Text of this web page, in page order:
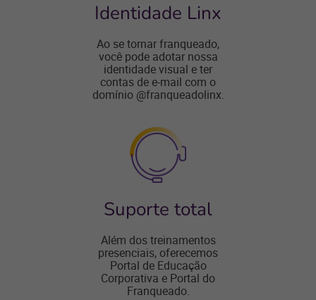
Identidade Linx
Ao se tornar franqueado,
você pode adotar nossa
identidade visual e ter
contas de e-mail com o
domínio @franqueadolinx.
Suporte total
Além dos treinamentos
presenciais, oferecemos
Portal de Educação
Corporativa e Portal do
Franqueado.